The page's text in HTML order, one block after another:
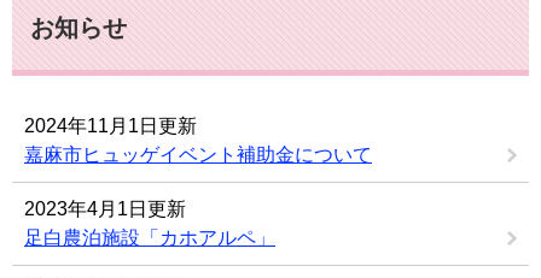
お知らせ
2024年11月1日更新
嘉麻市ヒュッゲイベント補助金について
2023年4月1日更新
足白農泊施設「カホアルペ」